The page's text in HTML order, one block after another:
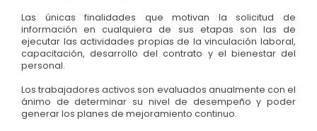
Las únicas finalidades que motivan la solicitud de
información en cualquiera de sus etapas son las de
ejecutar las actividades propias de la vinculación laboral,
capacitación, desarrollo del contrato y el bienestar del
personal.
Los trabajadores activos son evaluados anualmente con el
ánimo de determinar su nivel de desempeño y poder
generar los planes de mejoramiento continuo.